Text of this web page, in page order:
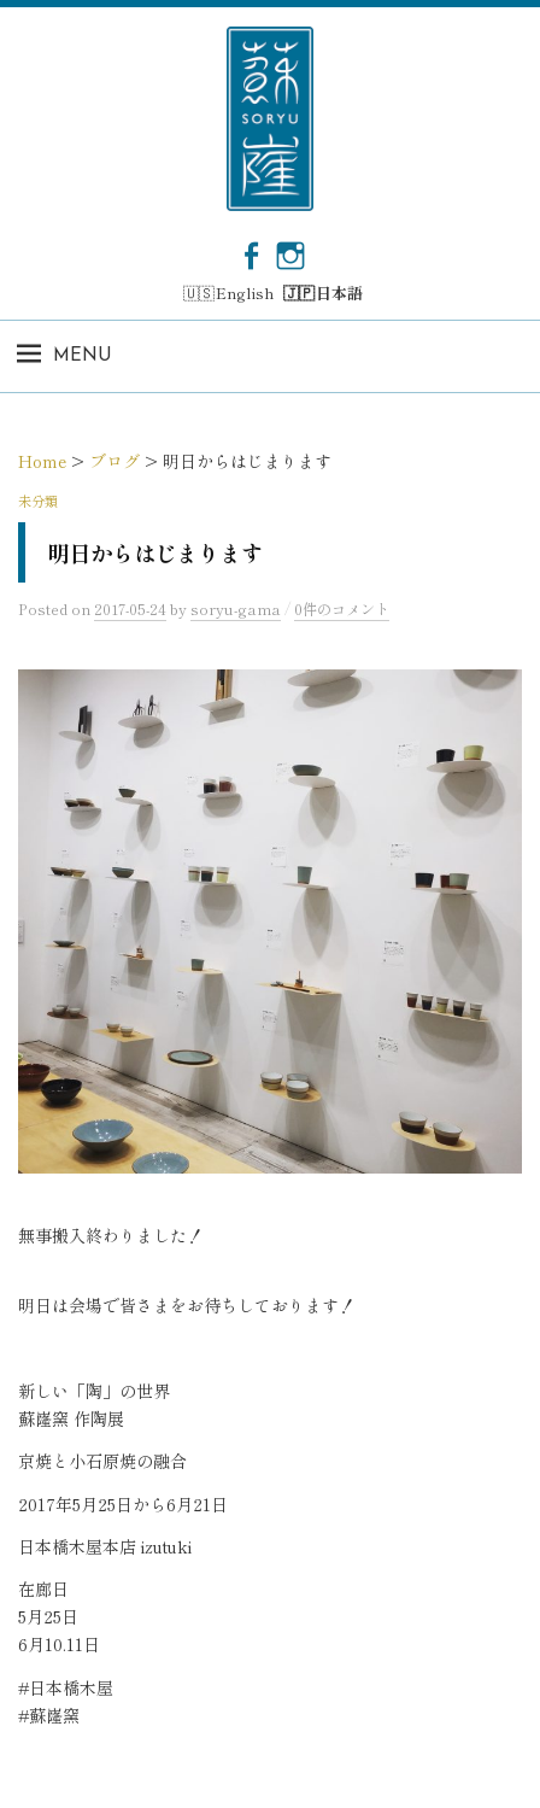
コ
c
e
o
s
t
r
English 日本語
MENU
Home > ブログ > 明日からはじまります
未分類
明日からはじまります
Posted on 2017-05-24 by soryu-gama / 0件のコメント
無事搬入終わりました！
明日は会場で皆さまをお待ちしております！
新しい「陶」の世界
蘇嶐窯 作陶展
京焼と小石原焼の融合
2017年5月25日から6月21日
日本橋木屋本店 izutuki
在廊日
5月25日
6月10.11日
#日本橋木屋
#蘇嶐窯